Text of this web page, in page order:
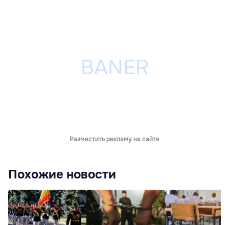
Разместить рекламу на сайте
Похожие новости